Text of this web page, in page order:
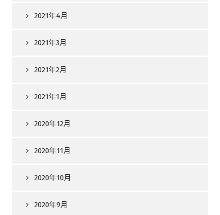
2021年4月
2021年3月
2021年2月
2021年1月
2020年12月
2020年11月
2020年10月
2020年9月